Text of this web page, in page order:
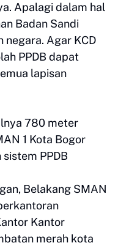
Apalagi dalam hal
Badan Sandi
negara. Agar KCD
PPDB dapat
lapisan
780 meter
1 Kota Bogor
PPDB
Belakang SMAN
Kantor
merah kota